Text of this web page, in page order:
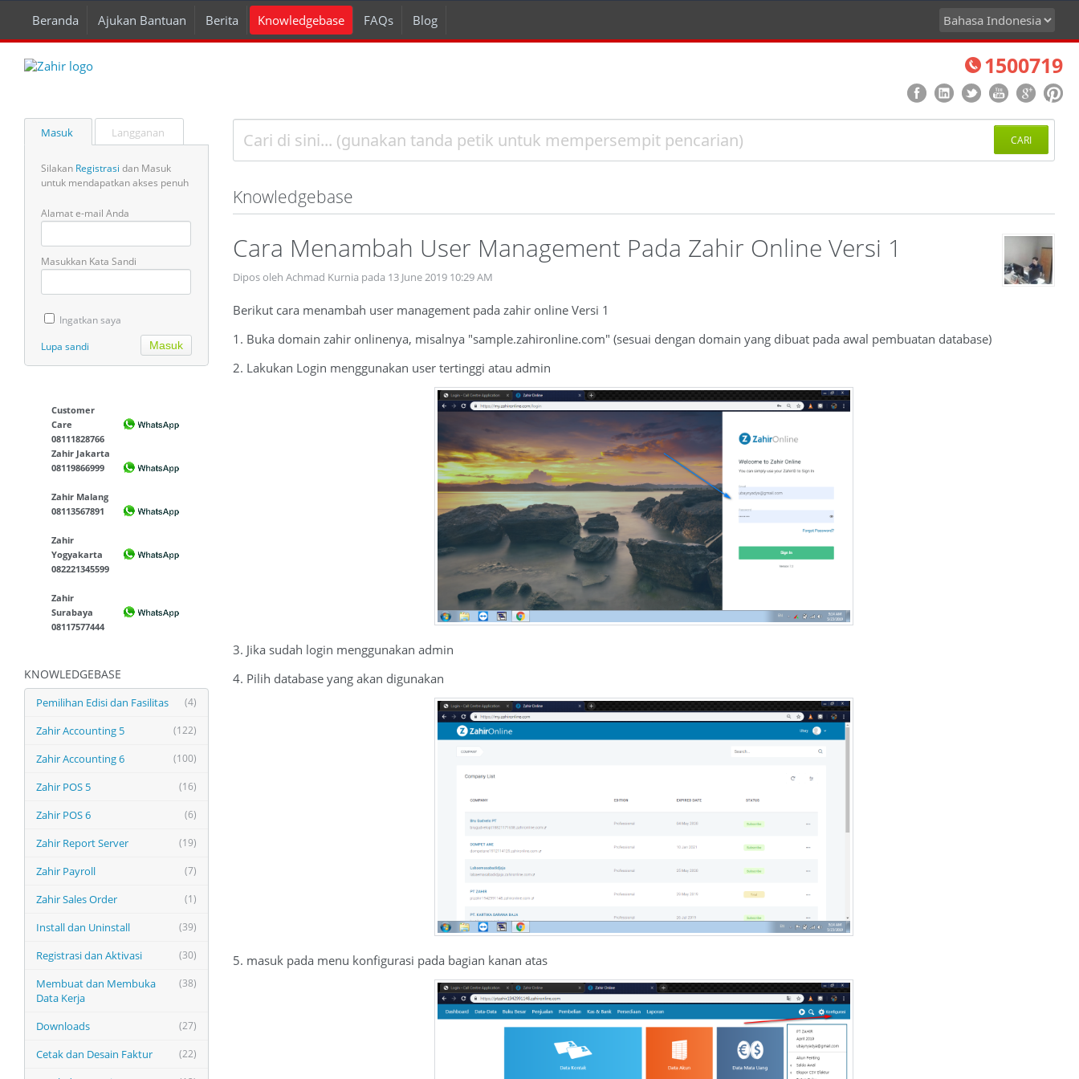
Beranda Ajukan Bantuan Berita Knowledgebase FAQs Blog
1500719
Masuk Langganan
Silakan Registrasi dan Masuk
untuk mendapatkan akses penuh
Alamat e-mail Anda
Masukkan Kata Sandi
Ingatkan saya
Lupa sandi
Customer
Care
08111828766
Zahir Jakarta
08119866999
Zahir Malang
08113567891
Zahir
Yogyakarta
082221345599
Zahir
Surabaya
08117577444
KNOWLEDGEBASE
(4)
Pemilihan Edisi dan Fasilitas
(122)
Zahir Accounting 5
(100)
Zahir Accounting 6
(16)
Zahir POS 5
(6)
Zahir POS 6
(19)
Zahir Report Server
(7)
Zahir Payroll
(1)
Zahir Sales Order
(39)
Install dan Uninstall
(30)
Registrasi dan Aktivasi
(38)
Membuat dan Membuka
Data Kerja
(27)
Downloads
(22)
Cetak dan Desain Faktur
CARI
Knowledgebase
Cara Menambah User Management Pada Zahir Online Versi 1
Dipos oleh Achmad Kurnia pada 13 June 2019 10:29 AM
Berikut cara menambah user management pada zahir online Versi 1
1. Buka domain zahir onlinenya, misalnya "sample.zahironline.com" (sesuai dengan domain yang dibuat pada awal pembuatan database)
2. Lakukan Login menggunakan user tertinggi atau admin
3. Jika sudah login menggunakan admin
4. Pilih database yang akan digunakan
5. masuk pada menu konfigurasi pada bagian kanan atas